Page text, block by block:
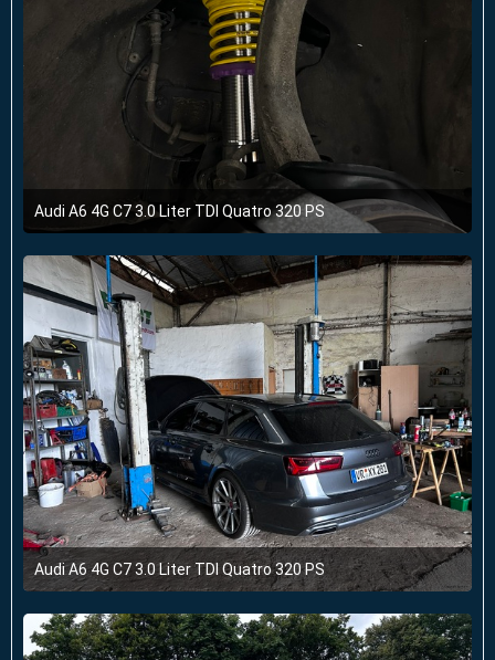
Audi A6 4G C7 3.0 Liter TDI Quatro 320 PS
4. August 2024 um 10:43
1
Audi A6 4G C7 3.0 Liter TDI Quatro 320 PS
4. August 2024 um 10:43
1